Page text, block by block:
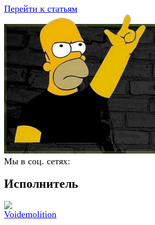
Перейти к статьям
Мы в соц. сетях:
Исполнитель